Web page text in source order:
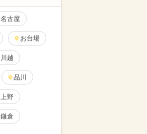
名古屋
お台場
川越
品川
上野
鎌倉